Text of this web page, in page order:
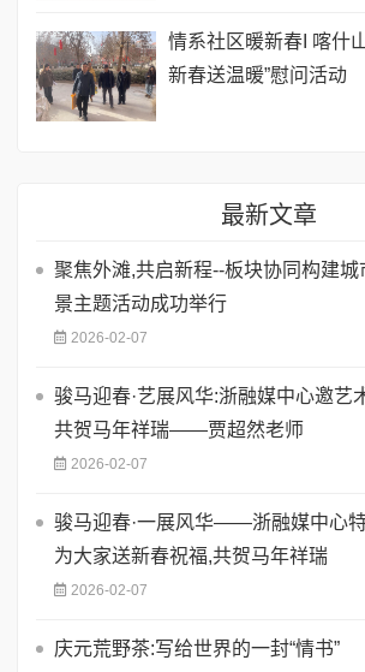
情系社区暖新春I 喀什
新春送温暖”慰问活动
最新文章
聚焦外滩,共启新程--板块协同构建城
景主题活动成功举行
2026-02-07
骏马迎春·艺展风华:浙融媒中心邀艺
共贺马年祥瑞——贾超然老师
2026-02-07
骏马迎春·一展风华——浙融媒中心
为大家送新春祝福,共贺马年祥瑞
2026-02-07
庆元荒野茶:写给世界的一封“情书”